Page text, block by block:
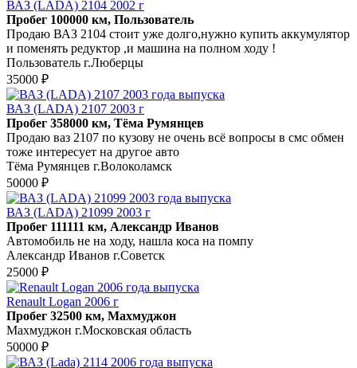
ВАЗ (LADA) 2104 2002 г
Пробег 100000 км, Пользователь
Продаю ВАЗ 2104 стоит уже долго,нужно купить аккумулятор
и поменять редуктор ,и машина на полном ходу !
Пользователь г.Люберцы
35000 ₽
ВАЗ (LADA) 2107 2003 г
Пробег 358000 км, Тёма Румянцев
Продаю ваз 2107 по кузову не очень всё вопросы в смс обмен
тоже интересует на другое авто
Тёма Румянцев г.Волоколамск
50000 ₽
ВАЗ (LADA) 21099 2003 г
Пробег 111111 км, Александр Иванов
Автомобиль не на ходу, нашла коса на помпу
Александр Иванов г.Советск
25000 ₽
Renault Logan 2006 г
Пробег 32500 км, Махмуджон
Махмуджон г.Московская область
50000 ₽